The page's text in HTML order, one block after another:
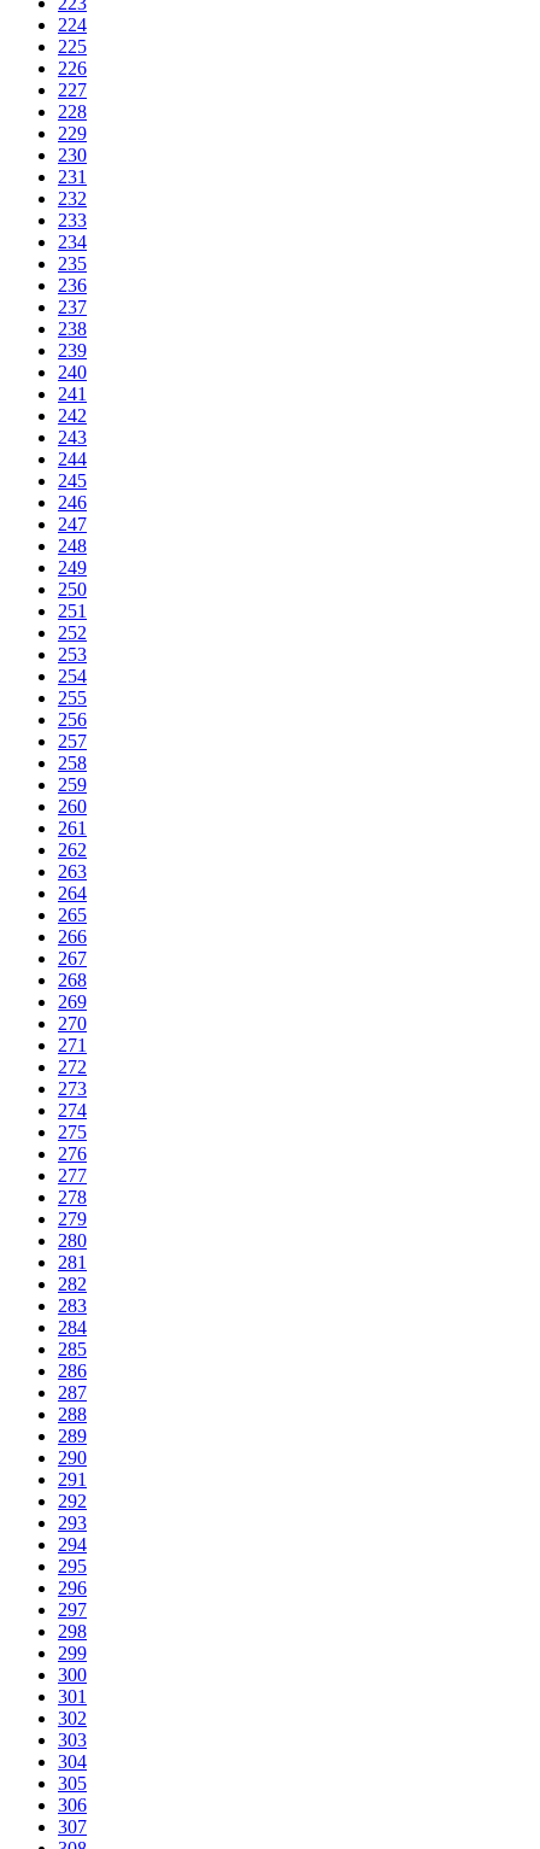
224
225
226
227
228
229
230
231
232
233
234
235
236
237
238
239
240
241
242
243
244
245
246
247
248
249
250
251
252
253
254
255
256
257
258
259
260
261
262
263
264
265
266
267
268
269
270
271
272
273
274
275
276
277
278
279
280
281
282
283
284
285
286
287
288
289
290
291
292
293
294
295
296
297
298
299
300
301
302
303
304
305
306
307